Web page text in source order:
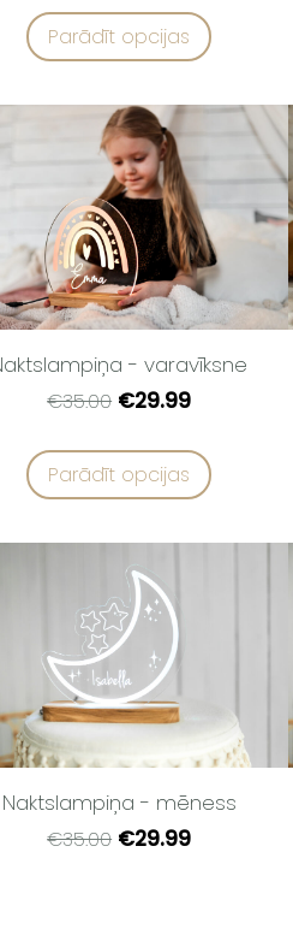
Parādīt opcijas
- varavīksne
€35.00 €29.99
Parādīt opcijas
Naktslampiņa - mēness
€35.00 €29.99